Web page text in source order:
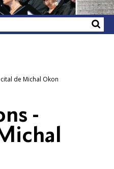
de Michal Okon
-